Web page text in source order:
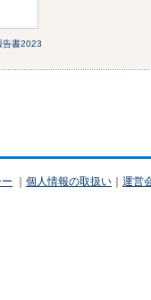
書2023
｜ 個人情報の取扱い ｜ 運営